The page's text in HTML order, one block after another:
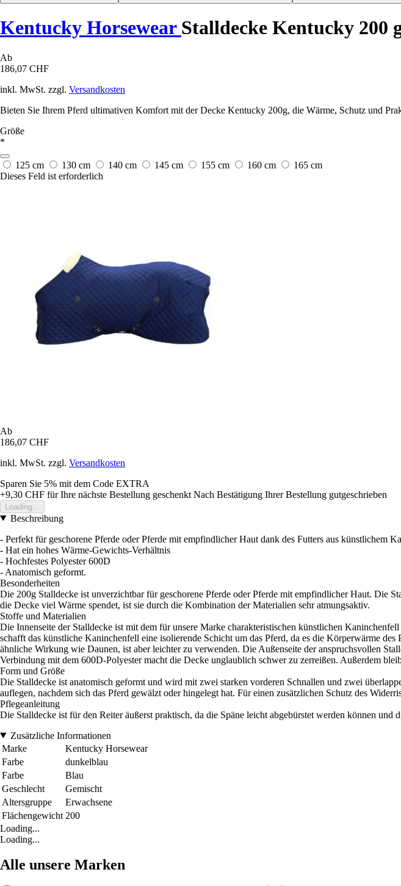
Kentucky Horsewear Stalldecke Kentucky 200
Ab
186,07 CHF
inkl. MwSt. zzgl. Versandkosten
Bieten Sie Ihrem Pferd ultimativen Komfort mit der Decke Kentucky 200g, die Wärme, Schutz und
Größe
*
125 cm 130 cm 140 cm 145 cm 155 cm 160 cm
165 cm
Dieses Feld ist erforderlich
Ab
186,07 CHF
inkl. MwSt. zzgl. Versandkosten
Sparen Sie 5% mit dem Code EXTRA
+9,30 CHF für Ihre nächste Bestellung geschenkt Nach Bestätigung Ihrer Bestellung gutgeschrieben
Loading...
Beschreibung
- Perfekt für geschorene Pferde oder Pferde mit empfindlicher Haut dank des Futters aus künstlichem
- Hat ein hohes Wärme-Gewichts-Verhältnis
- Hochfestes Polyester 600D
- Anatomisch geformt.
Besonderheiten
Die 200g Stalldecke ist unverzichtbar für geschorene Pferde oder Pferde mit empfindlicher Haut. Die
die Decke viel Wärme spendet, ist sie durch die Kombination der Materialien sehr atmungsaktiv.
Stoffe und Materialien
Die Innenseite der Stalldecke ist mit dem für unsere Marke charakteristischen künstlichen
schafft das künstliche Kaninchenfell eine isolierende Schicht um das Pferd, da es die Körperwärme
ähnliche Wirkung wie Daunen, ist aber leichter zu verwenden. Die Außenseite der anspruchsvollen
Verbindung mit dem 600D-Polyester macht die Decke unglaublich schwer zu zerreißen. Außerdem
Form und Größe
Die Stalldecke ist anatomisch geformt und wird mit zwei starken vorderen Schnallen und zwei
auflegen, nachdem sich das Pferd gewälzt oder hingelegt hat. Für einen zusätzlichen Schutz des
Pflegeanleitung
Die Stalldecke ist für den Reiter äußerst praktisch, da die Späne leicht abgebürstet werden können und
Zusätzliche Informationen
Marke
Kentucky Horsewear
Farbe
dunkelblau
Farbe
Blau
Geschlecht
Gemischt
Altersgruppe
Erwachsene
Flächengewicht 200
Loading...
Loading...
Alle unsere Marken